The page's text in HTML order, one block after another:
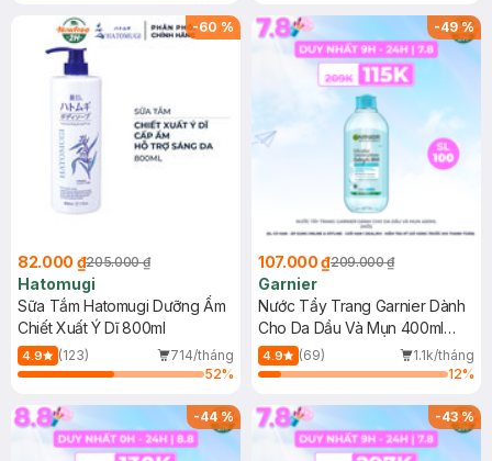
(SL có hạn)
-60 %
82.000 ₫205.000 ₫
Hatomugi
Sữa Tắm Hatomugi Dưỡng Ẩm
Chiết Xuất Ý Dĩ 800ml
4.9 (123)
714/tháng
52%
-49%
107.000 ₫209.000 ₫
Garnier
Nước Tẩy Trang Garnier Dành
Cho Da Dầu Và Mụn 400ml
(Mới)
4.9 (69)
1.1k/tháng
12%
-44% -43%